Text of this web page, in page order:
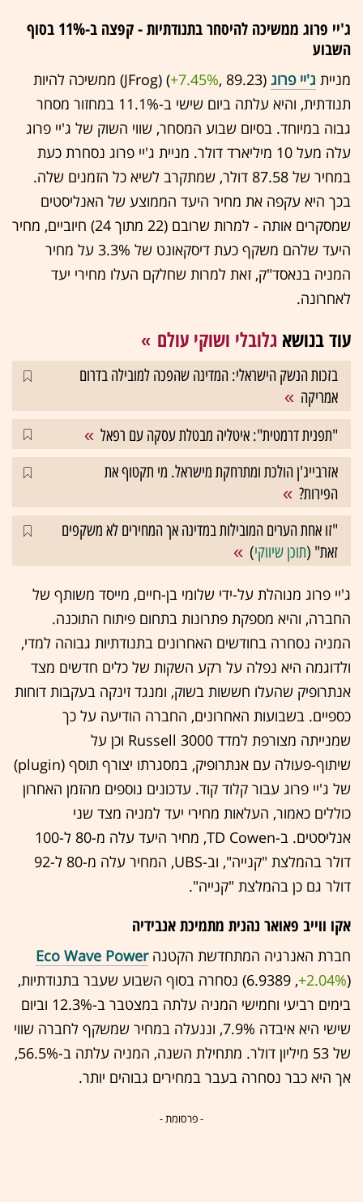
ג'יי פרוג ממשיכה להיסחר בתנודתיות - קפצה ב-11% בסוף
השבוע
מניית ג'יי פרוג (89.23 ,‎
+7.45%
‏) (JFrog) ממשיכה להיות
תנודתית, והיא עלתה ביום שישי ב-11.1% במחזור מסחר
גבוה במיוחד. בסיום שבוע המסחר, שווי השוק של ג'יי פרוג
עלה מעל 10 מיליארד דולר. מניית ג'יי פרוג נסחרת כעת
במחיר של 87.58 דולר, שמתקרב לשיא כל הזמנים שלה.
בכך היא עקפה את מחיר היעד הממוצע של האנליסטים
שמסקרים אותה - למרות שרובם (22 מתוך 24) חיוביים, מחיר
היעד שלהם משקף כעת דיסקאונט של 3.3% על מחיר
המניה בנאסד"ק, זאת למרות שחלקם העלו מחירי יעד
לאחרונה.
עוד בנושא גלובלי ושוקי עולם
בזכות הנשק הישראלי: המדינה שהפכה למובילה בדרום
אמריקה
"תפנית דרמטית": איטליה מבטלת עסקה עם רפאל
אזרבייג'ן הולכת ומתרחקת מישראל. מי תקטוף את
הפירות?
"זו אחת הערים המובילות במדינה אך המחירים לא משקפים
זאת" (תוכן שיווקי)
ג'יי פרוג מנוהלת על-ידי שלומי בן-חיים, מייסד משותף של
החברה, והיא מספקת פתרונות בתחום פיתוח התוכנה.
המניה נסחרה בחודשים האחרונים בתנודתיות גבוהה למדי,
ולדוגמה היא נפלה על רקע השקות של כלים חדשים מצד
אנתרופיק שהעלו חששות בשוק, ומנגד זינקה בעקבות דוחות
כספיים. בשבועות האחרונים, החברה הודיעה על כך
שמנייתה מצורפת למדד Russell 3000 וכן על
שיתוף-פעולה עם אנתרופיק, במסגרתו יצורף תוסף (plugin)
של ג'יי פרוג עבור קלוד קוד. עדכונים נוספים מהזמן האחרון
כוללים כאמור, העלאות מחירי יעד למניה מצד שני
אנליסטים. ב-TD Cowen, מחיר היעד עלה מ-80 ל-100
דולר בהמלצת "קנייה", וב-UBS, המחיר עלה מ-80 ל-92
דולר גם כן בהמלצת "קנייה".
אקו ווייב פאואר נהנית מתמיכת אנבידיה
חברת האנרגיה המתחדשת הקטנהEco Wave Power
(6.9389 ,‎
+2.04%
‏) נסחרה בסוף השבוע שעבר בתנודתיות,
בימים רביעי וחמישי המניה עלתה במצטבר ב-12.3% וביום
שישי היא איבדה 7.9%, וננעלה במחיר שמשקף לחברה שווי
של 53 מיליון דולר. מתחילת השנה, המניה עלתה ב-56.5%,
אך היא כבר נסחרה בעבר במחירים גבוהים יותר.
- פרסומת -